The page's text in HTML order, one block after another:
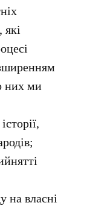
які
них ми
історії,
на власні